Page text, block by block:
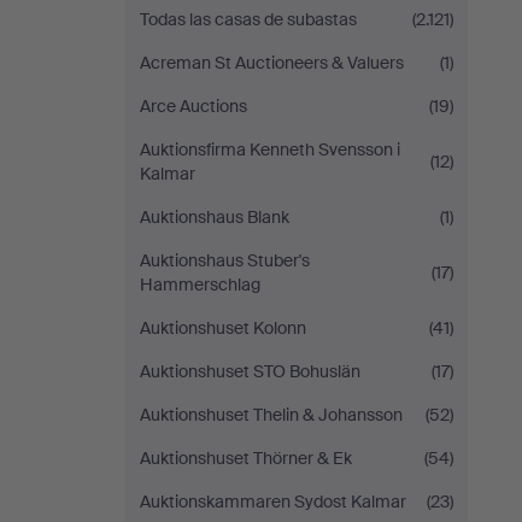
Todas las casas de subastas
(2.121)
Acreman St Auctioneers & Valuers
(1)
Arce Auctions
(19)
Auktionsfirma Kenneth Svensson i
Kalmar
(12)
Auktionshaus Blank
(1)
Auktionshaus Stuber's
Hammerschlag
(17)
Auktionshuset Kolonn
(41)
Auktionshuset STO Bohuslän
(17)
Auktionshuset Thelin & Johansson
(52)
Auktionshuset Thörner & Ek
(54)
Auktionskammaren Sydost Kalmar
(23)